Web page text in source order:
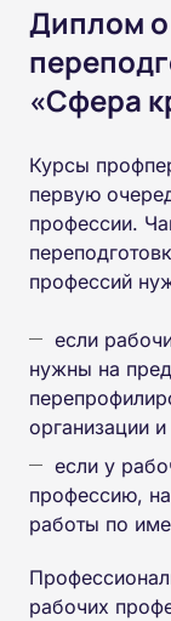
Диплом
«Сфера
Курсы
первую
профессии.
профессий
если
нужны на
организации
если у
профессию,
работы по
рабочих